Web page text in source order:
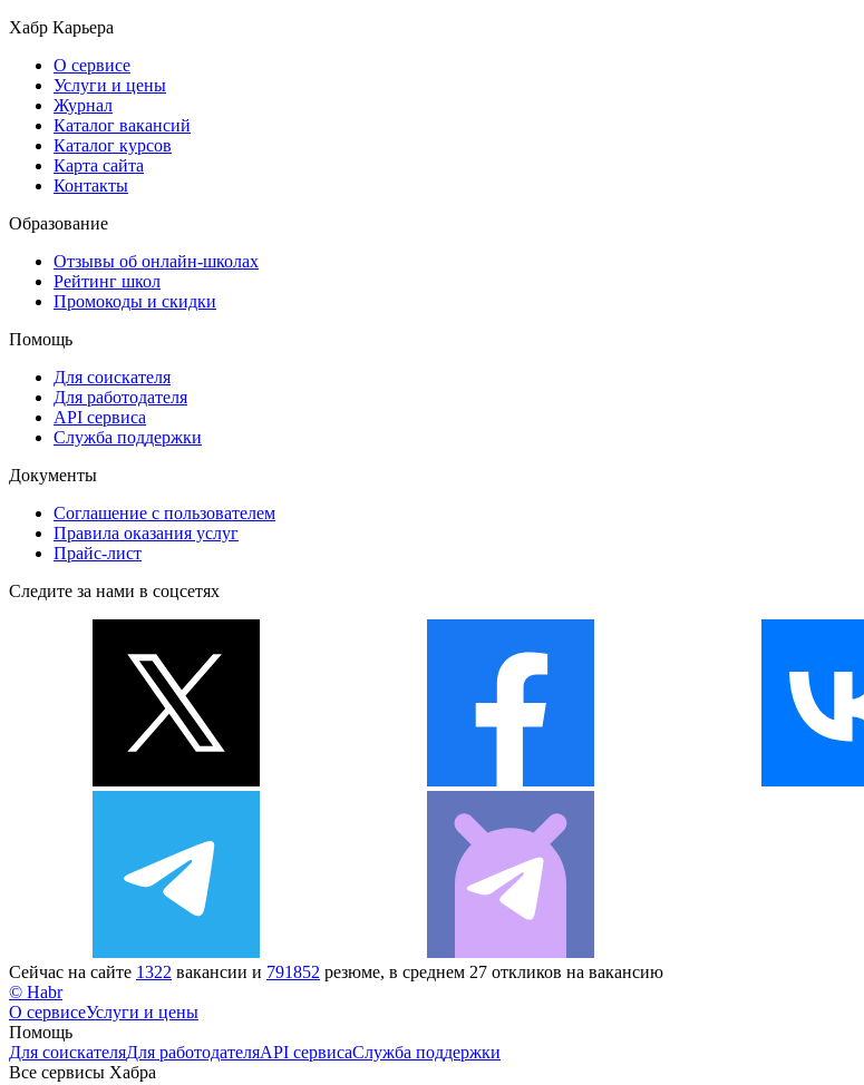
Хабр Карьера
О сервисе
Услуги и цены
Журнал
Каталог вакансий
Каталог курсов
Карта сайта
Контакты
Образование
Отзывы об онлайн-школах
Рейтинг школ
Промокоды и скидки
Помощь
Для соискателя
Для работодателя
API сервиса
Служба поддержки
Документы
Соглашение с пользователем
Правила оказания услуг
Прайс-лист
Следите за нами в соцсетях
Сейчас на сайте 1322 вакансии и 791852 резюме, в среднем 27 откликов на вакансию
© Habr
О сервисеУслуги и цены
Помощь
Для соискателяДля работодателяAPI сервисаСлужба поддержки
Все сервисы Хабра